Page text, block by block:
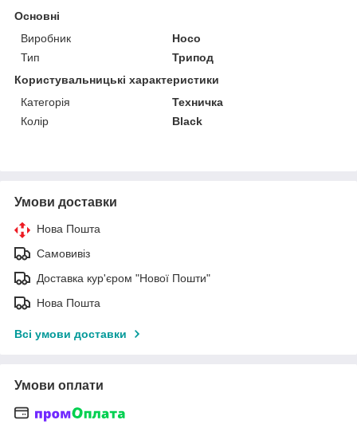
Основні
Виробник
Hoco
Тип
Трипод
Користувальницькі характеристики
Категорія
Техничка
Колір
Black
Умови доставки
Нова Пошта
Самовивіз
Доставка кур'єром "Нової Пошти"
Нова Пошта
Всі умови доставки
Умови оплати